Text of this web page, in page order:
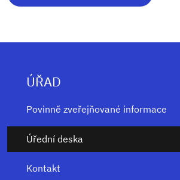
ÚŘAD
Povinně zveřejňované informace
Úřední deska
Kontakt